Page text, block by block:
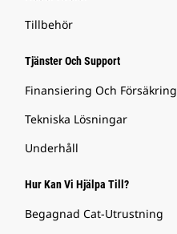
Tillbehör
Tjänster Och Support
Finansiering Och Försäkring
Tekniska Lösningar
Underhåll
Hur Kan Vi Hjälpa Till?
Begagnad Cat-Utrustning